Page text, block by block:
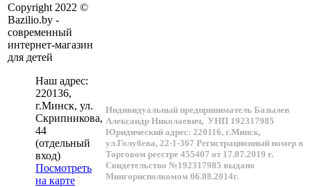
Copyright 2022 ©
Bazilio.by -
современный
интернет-магазин
для детей
Наш адрес:
220136,
г.Минск, ул.
Скрипникова,
44
(отдельный
вход)
Посмотреть
на карте
Индивидуальный предприниматель Базылев
Александр Николаевич, УНП 192317985
Юридический адрес: 220116, г.Минск,
ул.Голубева, 22-1-367 Регистрационный номер в
Торговом реестре 455407 от 17.07.2019 г.
Свидетельство №192317985 выдано
Мингорисполкомом 06.08.2014г.